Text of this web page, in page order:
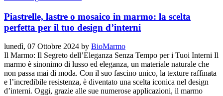
Piastrelle, lastre o mosaico in marmo: la scelta
perfetta per il tuo design d’interni
lunedì, 07 Ottobre 2024 by BioMarmo
Il Marmo: Il Segreto dell’Eleganza Senza Tempo per i Tuoi Interni Il
marmo è sinonimo di lusso ed eleganza, un materiale naturale che
non passa mai di moda. Con il suo fascino unico, la texture raffinata
e l’incredibile resistenza, è diventato una scelta iconica nel design
d’interni. Oggi, grazie alle sue numerose applicazioni, il marmo